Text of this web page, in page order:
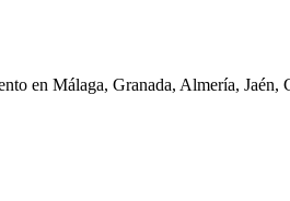
en Málaga, Granada, Almería,